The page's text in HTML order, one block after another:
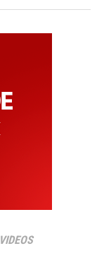
VIDEOS